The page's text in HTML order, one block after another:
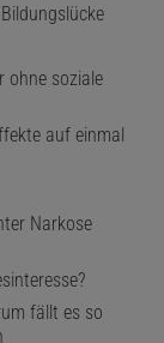
ohne soziale
auf einmal
Narkose
fällt es so